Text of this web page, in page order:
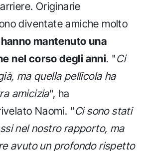
Originarie
diventate amiche molto
hanno mantenuto una
nel corso degli anni. "Ci
ma quella pellicola ha
amicizia", ha
Naomi. "Ci sono stati
nel nostro rapporto, ma
avuto un profondo rispetto